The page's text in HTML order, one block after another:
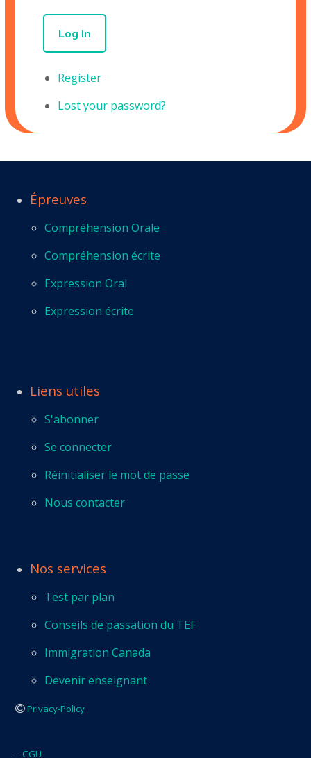
Log In
Register
Lost your password?
Épreuves
Compréhension Orale
Compréhension écrite
Expression Oral
Expression écrite
Liens utiles
S'abonner
Se connecter
Réinitialiser le mot de passe
Nous contacter
Nos services
Test par plan
Conseils de passation du TEF
Immigration Canada
Devenir enseignant
Privacy-Policy
- CGU